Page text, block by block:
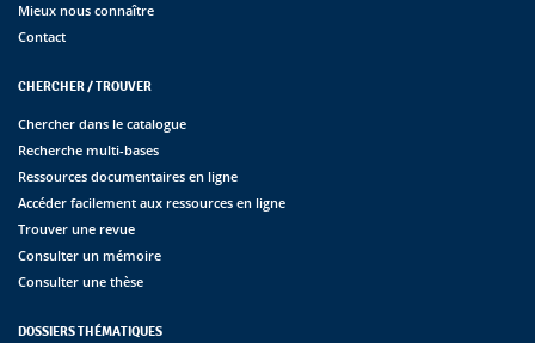
Mieux nous connaître
Contact
CHERCHER / TROUVER
Chercher dans le catalogue
Recherche multi-bases
Ressources documentaires en ligne
Accéder facilement aux ressources en ligne
Trouver une revue
Consulter un mémoire
Consulter une thèse
DOSSIERS THÉMATIQUES